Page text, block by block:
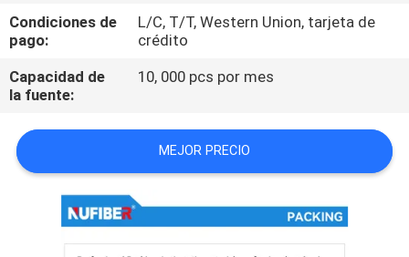
ÉNTRENOS
EN
CONTACTO
CON
NOTICIAS
Condiciones de
pago:
L/C, T/T, Western Union, tarjeta de
crédito
Capacidad de
la fuente:
10, 000 pcs por mes
MEJOR PRECIO